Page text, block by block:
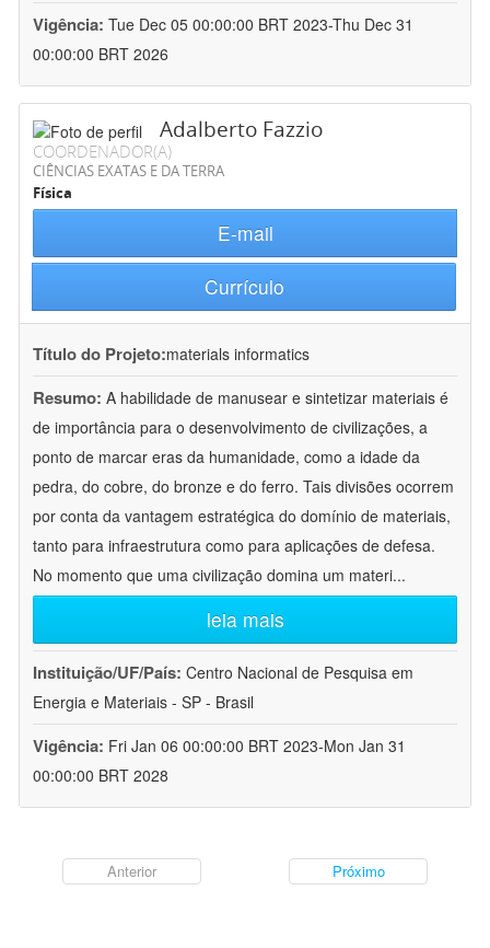
Vigência: Tue Dec 05 00:00:00 BRT 2023-Thu Dec 31
00:00:00 BRT 2026
Adalberto Fazzio
COORDENADOR(A)
CIÊNCIAS EXATAS E DA TERRA
Física
E-mail
Currículo
Título do Projeto:materials informatics
Resumo: A habilidade de manusear e sintetizar materiais é
de importância para o desenvolvimento de civilizações, a
ponto de marcar eras da humanidade, como a idade da
pedra, do cobre, do bronze e do ferro. Tais divisões ocorrem
por conta da vantagem estratégica do domínio de materiais,
tanto para infraestrutura como para aplicações de defesa.
No momento que uma civilização domina um materi...
leia mais
Instituição/UF/País: Centro Nacional de Pesquisa em
Energia e Materiais - SP - Brasil
Vigência: Fri Jan 06 00:00:00 BRT 2023-Mon Jan 31
00:00:00 BRT 2028
Anterior Próximo